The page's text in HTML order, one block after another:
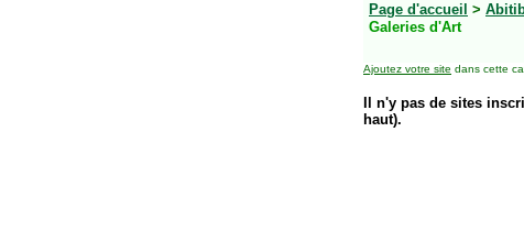
Page d'accueil >
Galeries d'Art
Ajoutez votre site dans cette
Il n'y pas de sites
haut).